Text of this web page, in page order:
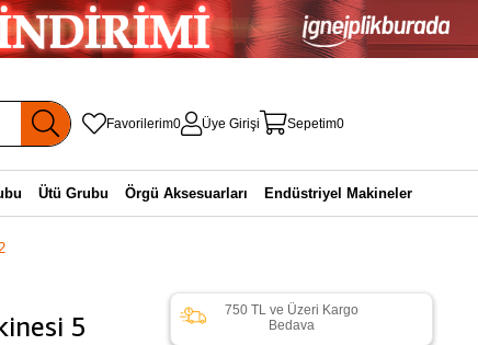
Favorilerim0 Üye Girişi Sepetim0
Ütü Grubu Örgü Aksesuarları Endüstriyel Makineler
5
750 TL ve Üzeri Kargo
Bedava